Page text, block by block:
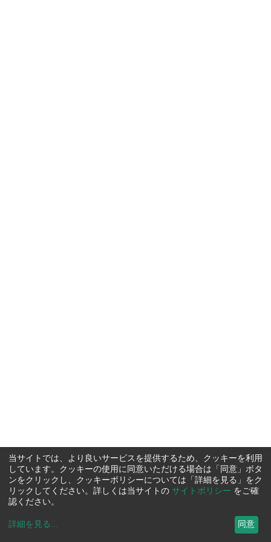
当サイトでは、より良いサービスを提供するため、クッキーを利用
しています。クッキーの使用に同意いただける場合は「同意」ボタ
ンをクリックし、クッキーポリシーについては「詳細を見る」をク
リックしてください。詳しくは当サイトの サイトポリシー をご確
認ください。
詳細を見る ... 同意